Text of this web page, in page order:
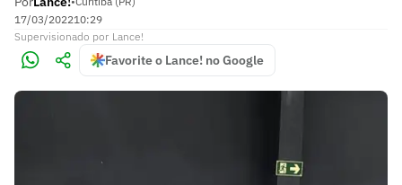
17/03/202210:29
Supervisionado por Lance!
Favorite o Lance! no Google